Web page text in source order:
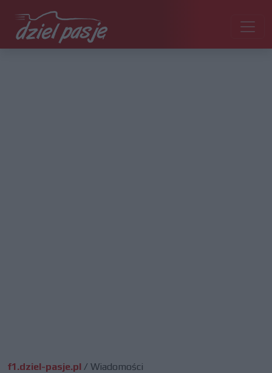
f1.dziel-pasje.pl / Wiadomości